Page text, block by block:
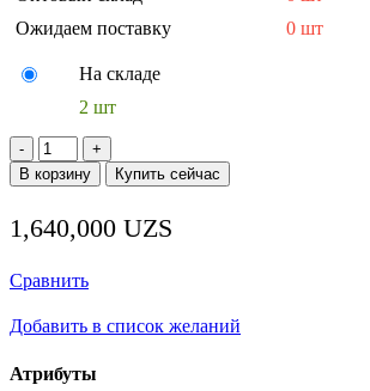
Ожидаем поставку
0 шт
На складе
2 шт
Количество
товара
Абразивный
РТА
В корзину Купить сейчас
1,640,000 UZS
Сравнить
Добавить в список желаний
Атрибуты